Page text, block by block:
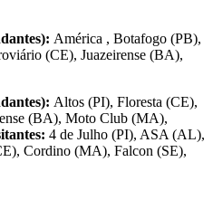
América , Botafogo (PB),
(CE), Juazeirense (BA),
Altos (PI), Floresta (CE),
(BA), Moto Club (MA),
4 de Julho (PI), ASA (AL),
Cordino (MA), Falcon (SE),